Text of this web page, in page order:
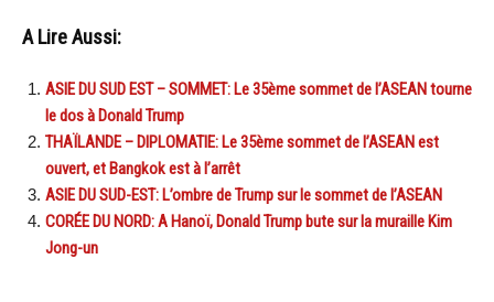
A Lire Aussi:
ASIE DU SUD EST – SOMMET: Le 35ème sommet de l’ASEAN tourne
le dos à Donald Trump
THAÏLANDE – DIPLOMATIE: Le 35ème sommet de l’ASEAN est
ouvert, et Bangkok est à l’arrêt
ASIE DU SUD-EST: L’ombre de Trump sur le sommet de l’ASEAN
CORÉE DU NORD: A Hanoï, Donald Trump bute sur la muraille Kim
Jong-un